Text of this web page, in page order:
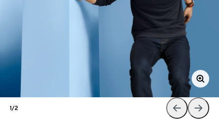
1/2